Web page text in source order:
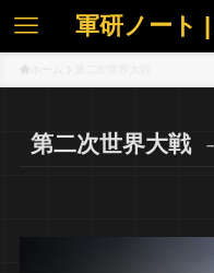
軍研ノート
第二次世界大戦